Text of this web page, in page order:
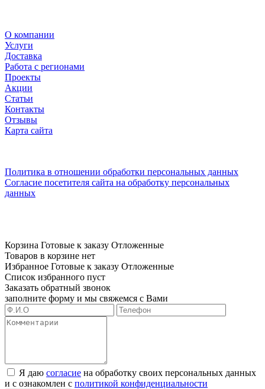
О компании
Услуги
Доставка
Работа с регионами
Проекты
Акции
Статьи
Контакты
Отзывы
Карта сайта
Политика в отношении обработки персональных данных
Согласие посетителя сайта на обработку персональных
данных
Корзина Готовые к заказу Отложенные
Товаров в корзине нет
Избранное Готовые к заказу Отложенные
Список избранного пуст
Заказать обратный звонок
заполните форму и мы свяжемся с Вами
Я даю согласие на обработку своих персональных данных
и с ознакомлен с политикой конфиденциальности